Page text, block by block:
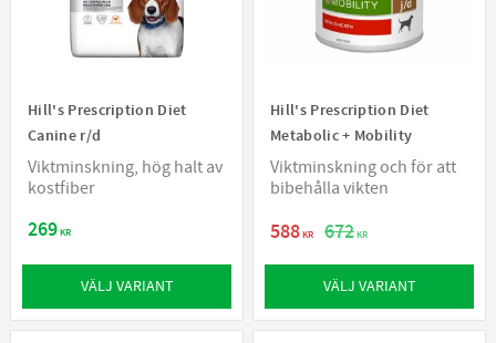
Hill's Prescription Diet
Canine r/d
Viktminskning, hög halt av
kostfiber
269KR
VÄLJ VARIANT
Hill's Prescription Diet
Metabolic + Mobility
Viktminskning och för att
bibehålla vikten
588KR 672KR
VÄLJ VARIANT